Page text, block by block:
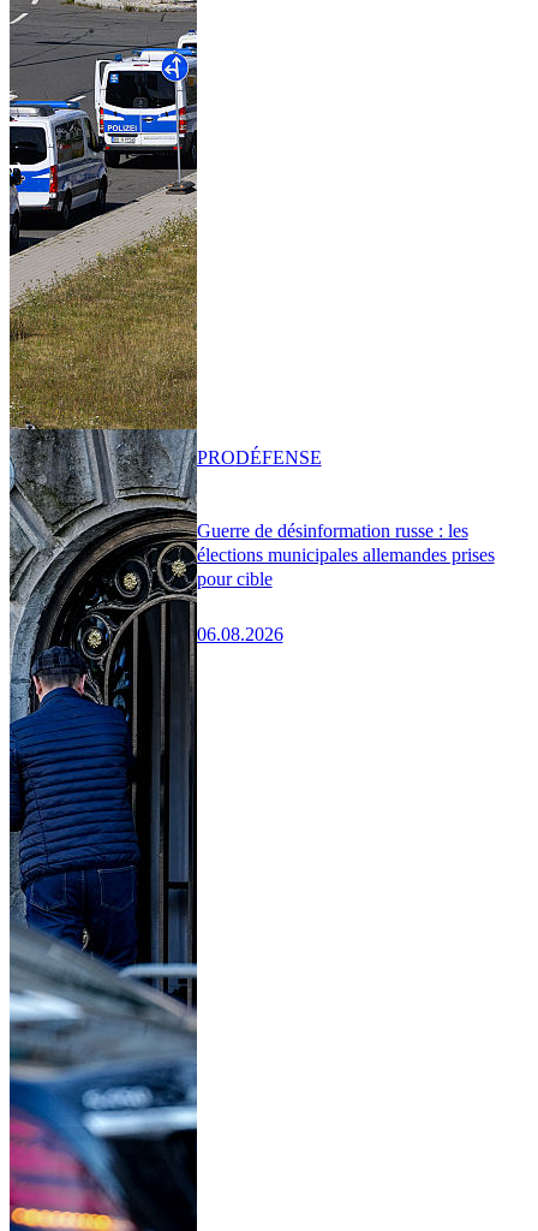
Guerre de désinformation russe : les
élections municipales allemandes prises
pour cible
06.08.2026
PRODÉFENSE